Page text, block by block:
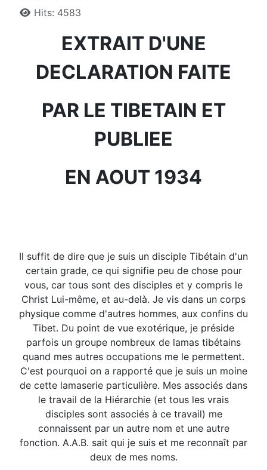
Hits: 4583
EXTRAIT D'UNE
DECLARATION FAITE
PAR LE TIBETAIN ET
PUBLIEE
EN AOUT 1934
Il suffit de dire que je suis un disciple Tibétain d'un
certain grade, ce qui signifie peu de chose pour
vous, car tous sont des disciples et y compris le
Christ Lui-même, et au-delà. Je vis dans un corps
physique comme d'autres hommes, aux confins du
Tibet. Du point de vue exotérique, je préside
parfois un groupe nombreux de lamas tibétains
quand mes autres occupations me le permettent.
C'est pourquoi on a rapporté que je suis un moine
de cette lamaserie particulière. Mes associés dans
le travail de la Hiérarchie (et tous les vrais
disciples sont associés à ce travail) me
connaissent par un autre nom et une autre
fonction. A.A.B. sait qui je suis et me reconnaît par
deux de mes noms.